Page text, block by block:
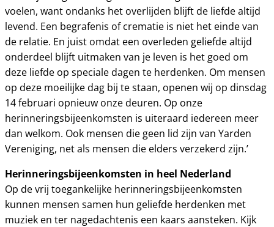
voelen, want ondanks het overlijden blijft de liefde altijd
levend. Een begrafenis of crematie is niet het einde van
de relatie. En juist omdat een overleden geliefde altijd
onderdeel blijft uitmaken van je leven is het goed om
deze liefde op speciale dagen te herdenken. Om mensen
op deze moeilijke dag bij te staan, openen wij op dinsdag
14 februari opnieuw onze deuren. Op onze
herinneringsbijeenkomsten is uiteraard iedereen meer
dan welkom. Ook mensen die geen lid zijn van Yarden
Vereniging, net als mensen die elders verzekerd zijn.’
Herinneringsbijeenkomsten in heel Nederland
Op de vrij toegankelijke herinneringsbijeenkomsten
kunnen mensen samen hun geliefde herdenken met
muziek en ter nagedachtenis een kaars aansteken. Kijk